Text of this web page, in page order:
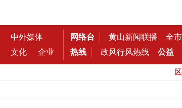
中外媒体
文化 企业
网络台 黄山新闻联播
全
热线
政风行风热线 公益